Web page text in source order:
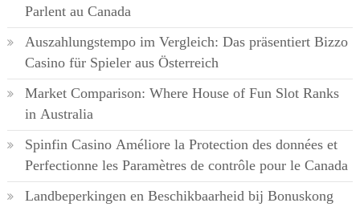
Parlent au Canada
Auszahlungstempo im Vergleich: Das präsentiert Bizzo
Casino für Spieler aus Österreich
Market Comparison: Where House of Fun Slot Ranks
in Australia
Spinfin Casino Améliore la Protection des données et
Perfectionne les Paramètres de contrôle pour le Canada
Landbeperkingen en Beschikbaarheid bij Bonuskong